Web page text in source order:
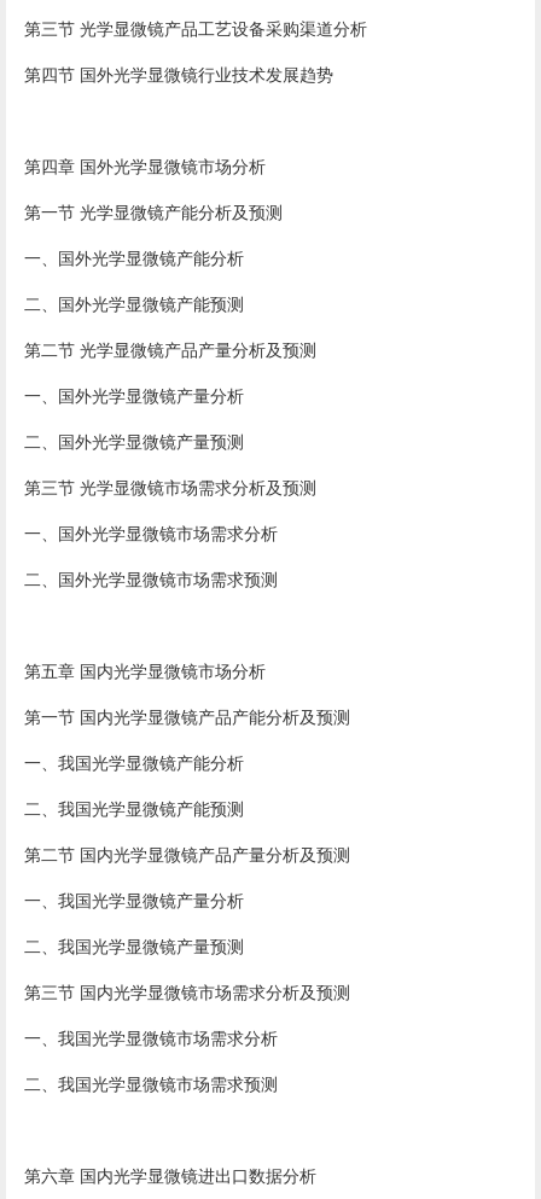
第三节 光学显微镜产品工艺设备采购渠道分析
第四节 国外光学显微镜行业技术发展趋势
第四章 国外光学显微镜市场分析
第一节 光学显微镜产能分析及预测
一、国外光学显微镜产能分析
二、国外光学显微镜产能预测
第二节 光学显微镜产品产量分析及预测
一、国外光学显微镜产量分析
二、国外光学显微镜产量预测
第三节 光学显微镜市场需求分析及预测
一、国外光学显微镜市场需求分析
二、国外光学显微镜市场需求预测
第五章 国内光学显微镜市场分析
第一节 国内光学显微镜产品产能分析及预测
一、我国光学显微镜产能分析
二、我国光学显微镜产能预测
第二节 国内光学显微镜产品产量分析及预测
一、我国光学显微镜产量分析
二、我国光学显微镜产量预测
第三节 国内光学显微镜市场需求分析及预测
一、我国光学显微镜市场需求分析
二、我国光学显微镜市场需求预测
第六章 国内光学显微镜进出口数据分析